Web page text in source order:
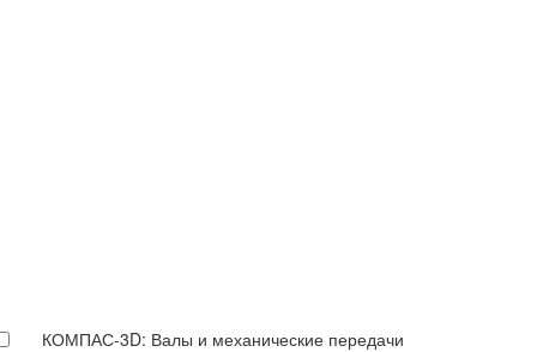
КОМПАС-3D: Валы и механические передачи